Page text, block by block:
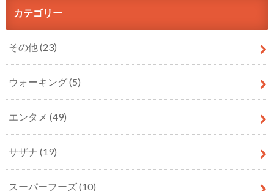
カテゴリー
その他(23)
ウォーキング(5)
エンタメ (49)
サザナ (19)
スーパーフーズ(10)